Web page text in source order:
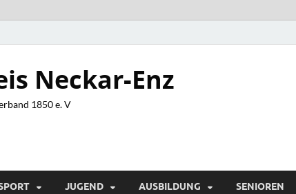
Neckar-Enz
1850 e. V
JUGEND AUSBILDUNG SENIOREN